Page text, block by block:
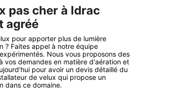
pas cher à Idrac
agréé
pour apporter plus de lumière
? Faites appel à notre équipe
Nous vous proposons des
vos demandes en matière d'aération et
pour avoir un devis détaillé du
de velux qui propose un
dans ce domaine.